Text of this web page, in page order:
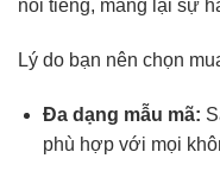
nổi tiếng, mang lại sự
Lý do bạn nên chọn
Đa dạng mẫu mã:
phù hợp với mọi